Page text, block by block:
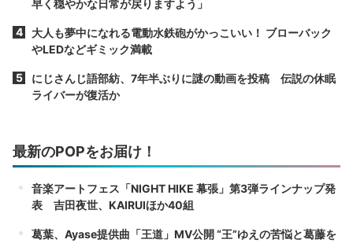
早く穏やかな日常が戻りますよう」
大人も夢中になれる電動水鉄砲がかっこいい！ ブローバック
やLEDなどギミック満載
にじさんじ語部紡、7年半ぶりに謎の動画を投稿 伝説の休眠
ライバーが復活か
最新のPOPをお届け！
音楽アートフェス「NIGHT HIKE 幕張」第3弾ラインナップ発
表 吉田夜世、KAIRUIほか40組
葛葉、Ayase提供曲「王道」MV公開 “王”ゆえの苦悩と葛藤を